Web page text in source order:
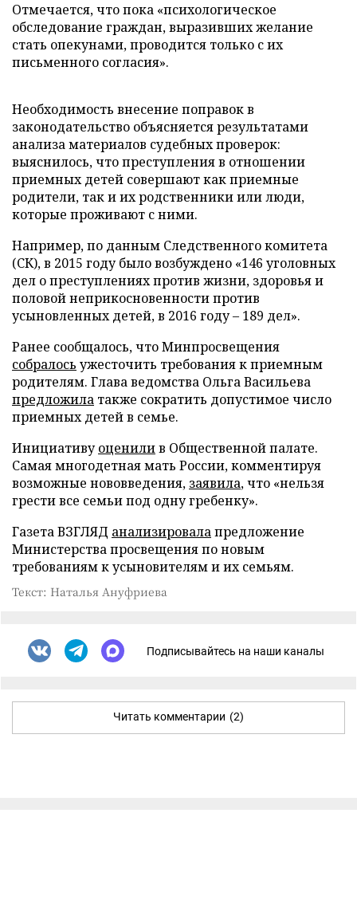
Отмечается, что пока «психологическое
обследование граждан, выразивших желание
стать опекунами, проводится только с их
письменного согласия».
Необходимость внесение поправок в
законодательство объясняется результатами
анализа материалов судебных проверок:
выяснилось, что преступления в отношении
приемных детей совершают как приемные
родители, так и их родственники или люди,
которые проживают с ними.
Например, по данным Следственного комитета
(СК), в 2015 году было возбуждено «146 уголовных
дел о преступлениях против жизни, здоровья и
половой неприкосновенности против
усыновленных детей, в 2016 году – 189 дел».
Ранее сообщалось, что Минпросвещения
собралось ужесточить требования к приемным
родителям. Глава ведомства Ольга Васильева
предложила также сократить допустимое число
приемных детей в семье.
Инициативуоценилив Общественной палате.
Самая многодетная мать России, комментируя
возможные нововведения, заявила, что «нельзя
грести все семьи под одну гребенку».
Газета ВЗГЛЯД анализировалапредложение
Министерства просвещения по новым
требованиям к усыновителям и их семьям.
Текст: Наталья Ануфриева
Подписывайтесь на наши каналы
Читать комментарии (2)